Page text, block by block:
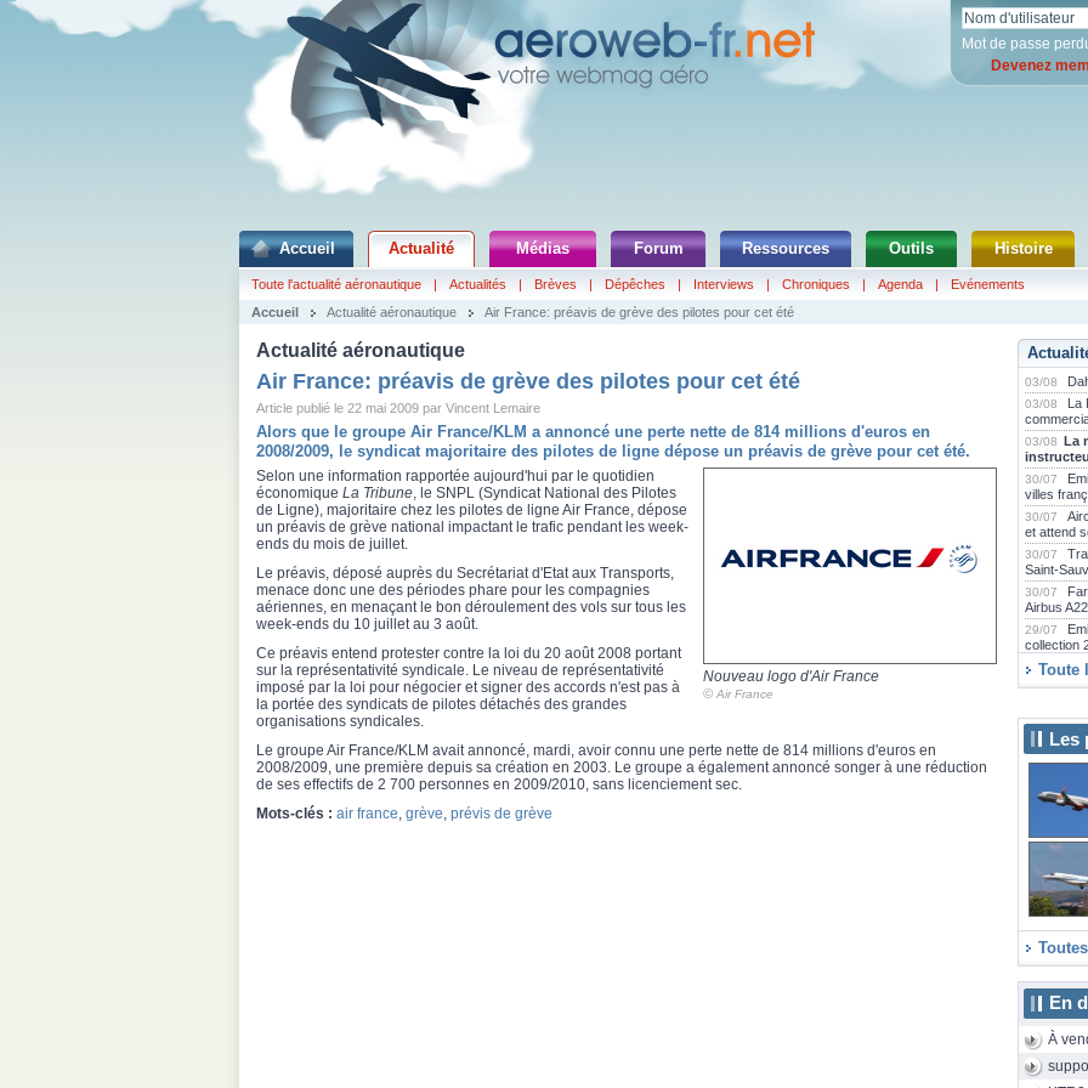
Mot de passe
Devenez
Accueil Actualité Médias Forum Ressources Outils Histoire
Toute l'actualité aéronautique | Actualités | Brèves | Dépêches | Interviews | Chroniques | Agenda |
Evénements
Accueil
Actualité aéronautique Air France: préavis de grève des pilotes pour cet été
Actualité aéronautique
Air France: préavis de grève des pilotes pour cet été
Article publié le 22 mai 2009 par Vincent Lemaire
Alors que le groupe Air France/KLM a annoncé une perte nette de 814 millions d'euros en
2008/2009, le syndicat majoritaire des pilotes de ligne dépose un préavis de grève pour cet été.
Nouveau logo d'Air France
© Air France
Selon une information rapportée aujourd'hui par le quotidien
économique La Tribune, le SNPL (Syndicat National des Pilotes
de Ligne), majoritaire chez les pilotes de ligne Air France, dépose
un préavis de grève national impactant le trafic pendant les week-
ends du mois de juillet.
Le préavis, déposé auprès du Secrétariat d'Etat aux Transports,
menace donc une des périodes phare pour les compagnies
aériennes, en menaçant le bon déroulement des vols sur tous les
week-ends du 10 juillet au 3 août.
Ce préavis entend protester contre la loi du 20 août 2008 portant
sur la représentativité syndicale. Le niveau de représentativité
imposé par la loi pour négocier et signer des accords n'est pas à
la portée des syndicats de pilotes détachés des grandes
organisations syndicales.
Le groupe Air France/KLM avait annoncé, mardi, avoir connu une perte nette de 814 millions d'euros en
2008/2009, une première depuis sa création en 2003. Le groupe a également annoncé songer à une réduction
de ses effectifs de 2 700 personnes en 2009/2010, sans licenciement sec.
Mots-clés : air france, grève, prévis de grève
03/08
03/08
La
03/08 La
30/07
villes
30/07
et attend
30/07
Saint-
30/07
Airbus
29/07
collection
29/07 La
Praetor
29/07
long-
E175 neuf
Aeroscopia
28/07 Le
Sunrise
28/07
28/07 La
cet hiver
28/07
24/07
d'Airbus
Toute
Les
En
À